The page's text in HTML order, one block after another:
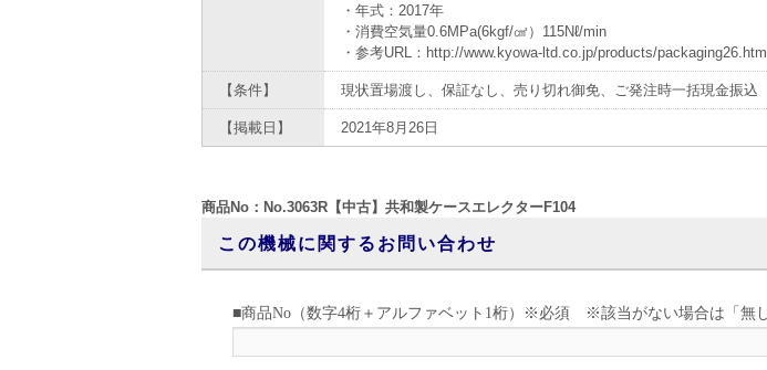
・年式：2017年
・消費空気量0.6MPa(6kgf/㎠）115Nℓ/min
・参考URL：http://www.kyowa-ltd.co.jp/products/packaging26.html
【条件】 現状置場渡し、保証なし、売り切れ御免、ご発注時一括現金振込
【掲載日】 2021年8月26日
商品No：No.3063R【中古】共和製ケースエレクターF104
この機械に関するお問い合わせ